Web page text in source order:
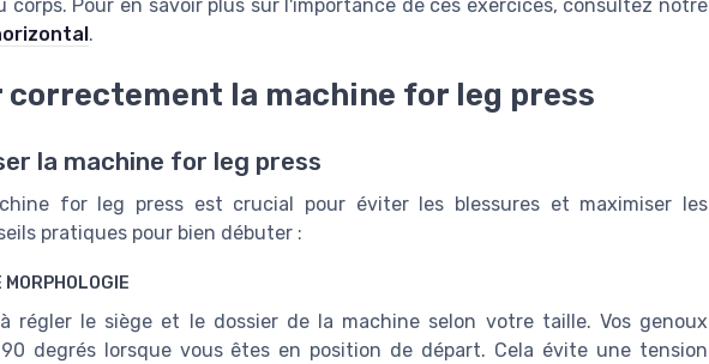
Pour en savoir plus sur l'importance de ces exercices, consultez notre
.
la machine for leg press
la machine for leg press
for leg press est crucial pour éviter les blessures et maximiser les
pratiques pour bien débuter :
régler le siège et le dossier de la machine selon votre taille. Vos genoux
degrés lorsque vous êtes en position de départ. Cela évite une tension